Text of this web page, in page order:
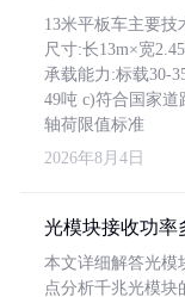
13米平板车主要技
尺寸:长13m×宽
承载能力:标载30-
49吨 c)符合国家道
轴荷限值标准
2026年8月4日
光模块接收功率
本文详细解答光模
点分析千兆光模块